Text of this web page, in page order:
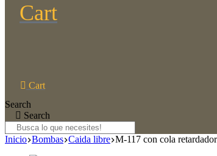
Cart
Cart
Search
Search
Inicio Bombas Caida libre M-117 con cola